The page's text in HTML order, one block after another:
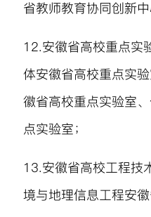
省教师教育协同创新中
12.安徽省高校重点实
体安徽省高校重点实
徽省高校重点实验室
点实验室；
13.安徽省高校工程技
境与地理信息工程安